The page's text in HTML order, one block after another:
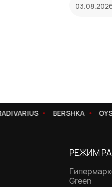
ZIKO!
03.08.2026
BERSHKA
РЕЖИМ
Green